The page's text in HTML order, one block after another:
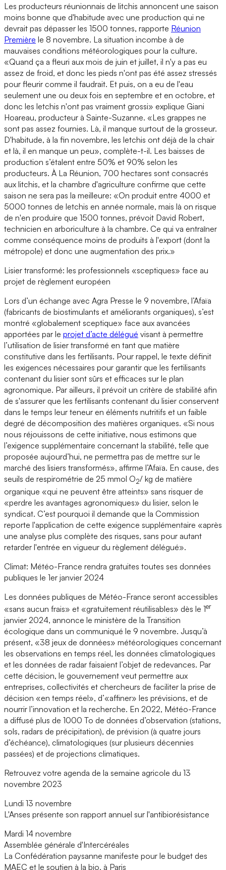
Les producteurs réunionnais de litchis annoncent une saison
moins bonne que d'habitude avec une production qui ne
devrait pas dépasser les 1500 tonnes, rapporte Réunion
Première le 8 novembre. La situation incombe à de
mauvaises conditions météorologiques pour la culture.
«Quand ça a fleuri aux mois de juin et juillet, il n'y a pas eu
assez de froid, et donc les pieds n'ont pas été assez stressés
pour fleurir comme il faudrait. Et puis, on a eu de l'eau
seulement une ou deux fois en septembre et en octobre, et
donc les letchis n'ont pas vraiment grossi» explique Giani
Hoareau, producteur à Sainte-Suzanne. «Les grappes ne
sont pas assez fournies. Là, il manque surtout de la grosseur.
D'habitude, à la fin novembre, les letchis ont déjà de la chair
et là, il en manque un peu», complète-t-il. Les baisses de
production s’étalent entre 50% et 90% selon les
producteurs. À La Réunion, 700 hectares sont consacrés
aux litchis, et la chambre d'agriculture confirme que cette
saison ne sera pas la meilleure: «On produit entre 4000 et
5000 tonnes de letchis en année normale, mais là on risque
de n'en produire que 1500 tonnes, prévoit David Robert,
technicien en arboriculture à la chambre. Ce qui va entraîner
comme conséquence moins de produits à l'export (dont la
métropole) et donc une augmentation des prix.»
Lisier transformé: les professionnels «sceptiques» face au
projet de règlement européen
Lors d’un échange avec Agra Presse le 9 novembre, l’Afaïa
(fabricants de biostimulants et améliorants organiques), s’est
montré «globalement sceptique» face aux avancées
apportées par le projet d’acte délégué visant à permettre
l’utilisation de lisier transformé en tant que matière
constitutive dans les fertilisants. Pour rappel, le texte définit
les exigences nécessaires pour garantir que les fertilisants
contenant du lisier sont sûrs et efficaces sur le plan
agronomique. Par ailleurs, il prévoit un critère de stabilité afin
de s'assurer que les fertilisants contenant du lisier conservent
dans le temps leur teneur en éléments nutritifs et un faible
degré de décomposition des matières organiques. «Si nous
nous réjouissons de cette initiative, nous estimons que
l’exigence supplémentaire concernant la stabilité, telle que
proposée aujourd’hui, ne permettra pas de mettre sur le
marché des lisiers transformés», affirme l’Afaïa. En cause, des
seuils de respirométrie de 25 mmol O2/ kg de matière
organique «qui ne peuvent être atteints» sans risquer de
«perdre les avantages agronomiques» du lisier, selon le
syndicat. C’est pourquoi il demande que la Commission
reporte l'application de cette exigence supplémentaire «après
une analyse plus complète des risques, sans pour autant
retarder l'entrée en vigueur du règlement délégué».
Climat: Météo-France rendra gratuites toutes ses données
publiques le 1er janvier 2024
Les données publiques de Météo-France seront accessibles
«sans aucun frais» et «gratuitement réutilisables» dès le 1er
janvier 2024, annonce le ministère de la Transition
écologique dans un communiqué le 9 novembre. Jusqu’à
présent, «38 jeux de données» météorologiques concernant
les observations en temps réel, les données climatologiques
et les données de radar faisaient l’objet de redevances. Par
cette décision, le gouvernement veut permettre aux
entreprises, collectivités et chercheurs de faciliter la prise de
décision «en temps réel», d’«affiner» les prévisions, et de
nourrir l’innovation et la recherche. En 2022, Météo-France
a diffusé plus de 1000 To de données d’observation (stations,
sols, radars de précipitation), de prévision (à quatre jours
d’échéance), climatologiques (sur plusieurs décennies
passées) et de projections climatiques.
Retrouvez votre agenda de la semaine agricole du 13
novembre 2023
Lundi 13 novembre
L'Anses présente son rapport annuel sur l'antibiorésistance
Mardi 14 novembre
Assemblée générale d'Intercéréales
La Confédération paysanne manifeste pour le budget des
MAEC et le soutien à la bio, à Paris